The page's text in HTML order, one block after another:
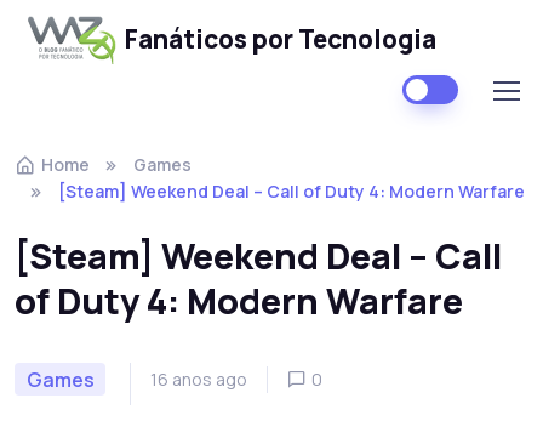
Fanáticos por Tecnologia
Home
Games
[Steam] Weekend Deal – Call of Duty 4: Modern Warfare
[Steam] Weekend Deal – Call
of Duty 4: Modern Warfare
Games 16 anos ago 0